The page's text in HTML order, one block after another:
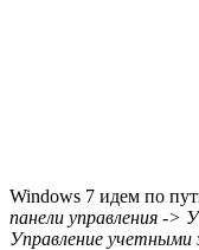
Windows 7 идем по
панели управления ->
Управление учетными